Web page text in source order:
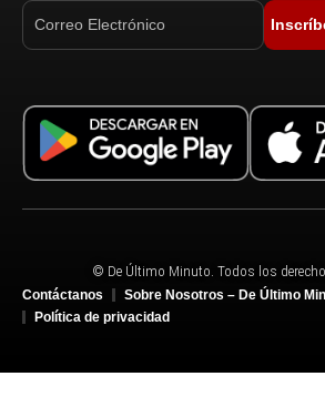
© De Último Minuto. Todos los
Contáctanos
Sobre Nosotros – De Último
Política de privacidad